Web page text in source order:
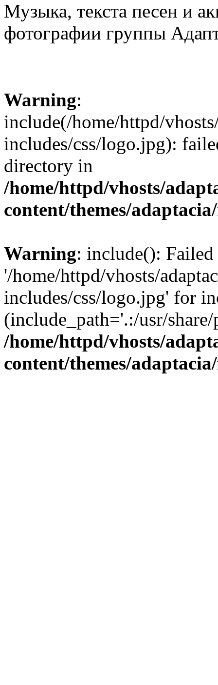
Музыка, текста песен и
фотографии группы
Warning:
include(/home/httpd/
includes/css/logo.jpg):
directory in
/home/httpd/vhosts/
content/themes/
Warning: include():
'/home/httpd/vhosts/
includes/css/logo.jpg' for
(include_path='.:/usr/
/home/httpd/vhosts/
content/themes/